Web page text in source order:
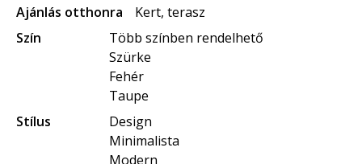
Ajánlás otthonra
Kert, terasz
Szín
Több színben rendelhető
Szürke
Fehér
Taupe
Stílus
Design
Minimalista
Modern